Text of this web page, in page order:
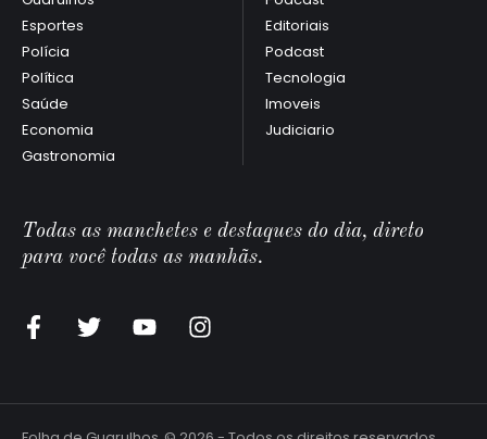
Esportes
Polícia
Política
Saúde
Economia
Gastronomia
Editoriais
Podcast
Tecnologia
Imoveis
Judiciario
Todas as manchetes e destaques do dia, direto
para você todas as manhãs.